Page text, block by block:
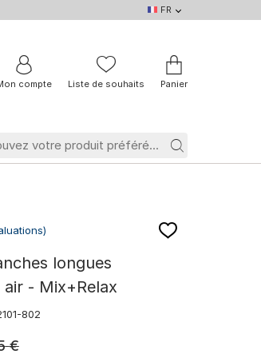
FR
DE
NL
BE
FR
compte Liste de souhaits Panier
longues
- Mix+Relax
802
€